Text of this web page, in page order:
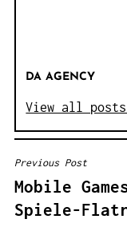
DA AGENCY
View all posts
B
E
I
Previous Post
Mobile
Spiele-